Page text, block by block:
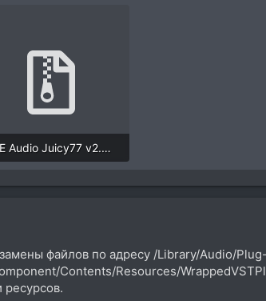
BTE Audio Juicy77 v2.0.rar
файлов по адресу /Library/Audio/Plug-
Contents/Resources/
ресурсов.